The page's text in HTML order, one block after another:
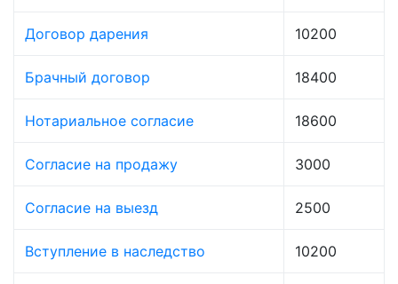
Договор дарения 10200
Брачный договор 18400
Нотариальное согласие 18600
Согласие на продажу 3000
Согласие на выезд 2500
Вступление в наследство 10200